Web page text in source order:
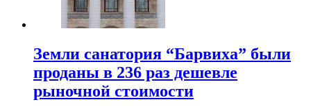
Земли санатория “Барвиха” были
проданы в 236 раз дешевле
рыночной стоимости